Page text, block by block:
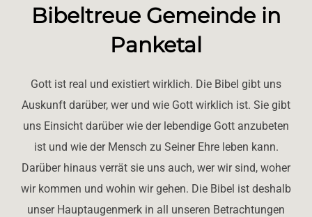
Bibeltreue Gemeinde in
Panketal
Gott ist real und existiert wirklich. Die Bibel gibt uns
Auskunft darüber, wer und wie Gott wirklich ist. Sie gibt
uns Einsicht darüber wie der lebendige Gott anzubeten
ist und wie der Mensch zu Seiner Ehre leben kann.
Darüber hinaus verrät sie uns auch, wer wir sind, woher
wir kommen und wohin wir gehen. Die Bibel ist deshalb
unser Hauptaugenmerk in all unseren Betrachtungen